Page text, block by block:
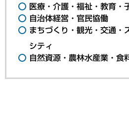
医療・介護・福祉・教育・
自治体経営・官民協働
まちづくり・観光・交通・
シティ
自然資源・農林水産業・食